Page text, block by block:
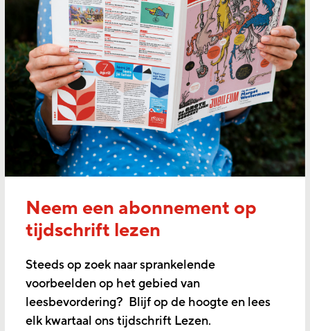
Neem een abonnement op
tijdschrift lezen
Steeds op zoek naar sprankelende
voorbeelden op het gebied van
leesbevordering? Blijf op de hoogte en lees
elk kwartaal ons tijdschrift Lezen.